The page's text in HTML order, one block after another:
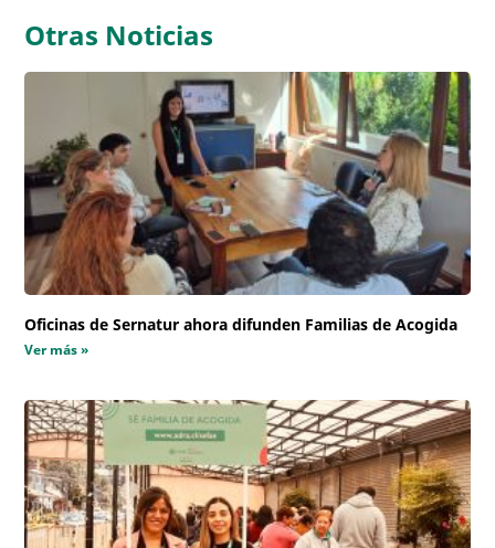
Otras Noticias
Oficinas de Sernatur ahora difunden Familias de Acogida
Ver más »